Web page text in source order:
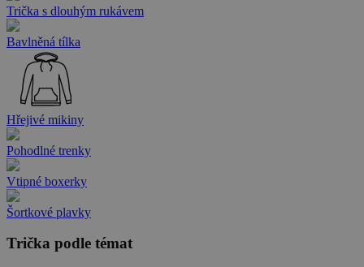
Trička s dlouhým rukávem
Bavlněná tílka
Hřejivé mikiny
Pohodlné trenky
Vtipné boxerky
Šortkové plavky
Trička podle témat